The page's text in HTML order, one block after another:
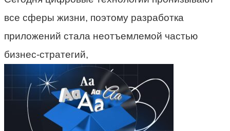
все сферы жизни, поэтому разработка
приложений стала неотъемлемой частью
бизнес-стратегий,